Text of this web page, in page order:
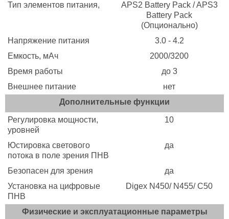
Тип элементов питания,
APS2 Battery Pack / APS3
Battery Pack
(Опционально)
Напряжение питания
3.0 - 4.2
Емкость, мАч
2000/3200
Время работы
до 3
Внешнее питание
нет
Дополнительные функции
Регулировка мощности,
уровней
10
Юстировка светового
потока в поле зрения ПНВ
да
Безопасен для зрения
да
Установка на цифровые
ПНВ
Digex N450/ N455/ C50
Физические и эксплуатационные параметры